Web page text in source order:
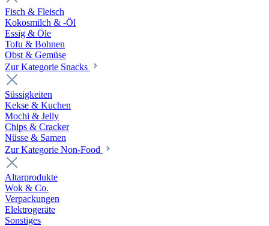
Fisch & Fleisch
Kokosmilch & -Öl
Essig & Öle
Tofu & Bohnen
Obst & Gemüse
Zur Kategorie Snacks
Süssigkeiten
Kekse & Kuchen
Mochi & Jelly
Chips & Cracker
Nüsse & Samen
Zur Kategorie Non-Food
Altarprodukte
Wok & Co.
Verpackungen
Elektrogeräte
Sonstiges